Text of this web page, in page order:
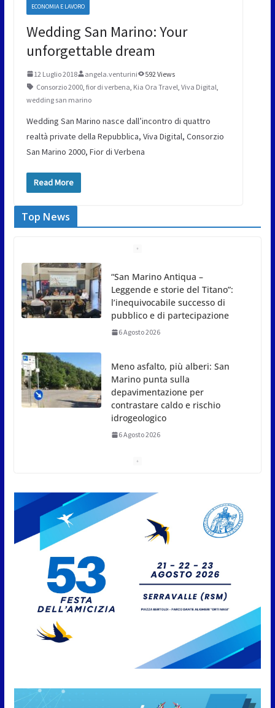
ECONOMIA E LAVORO
Wedding San Marino: Your
unforgettable dream
12 Luglio 2018 angela.venturini
592 Views
Consorzio 2000, fior di verbena Kia Ora Travel Viva Digital
wedding san marino
Wedding San Marino nasce dall’incontro di quattro
realtà private della Repubblica, Viva Digital, Consorzio
San Marino 2000, Fior di Verbena
Read More
Top News
Meno asfalto, più alberi: San
Marino punta sulla
depavimentazione per
contrastare caldo e rischio
idrogeologico
San Marino. USL: l’inferno di
Marcinelle diventi monito e
memoria collettiva
6 Agosto 2026
approvato
6 Agosto 2026
Protezione Civile San Marino.
della fase preliminare di
preallarme, dal 3 al 9 agosto
6 Agosto 2026
“San Marino Antiqua –
Leggende e storie del Titano”:
l’inequivocabile successo di
6 Agosto 2026